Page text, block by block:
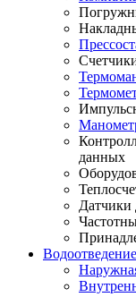
данных
Датчики